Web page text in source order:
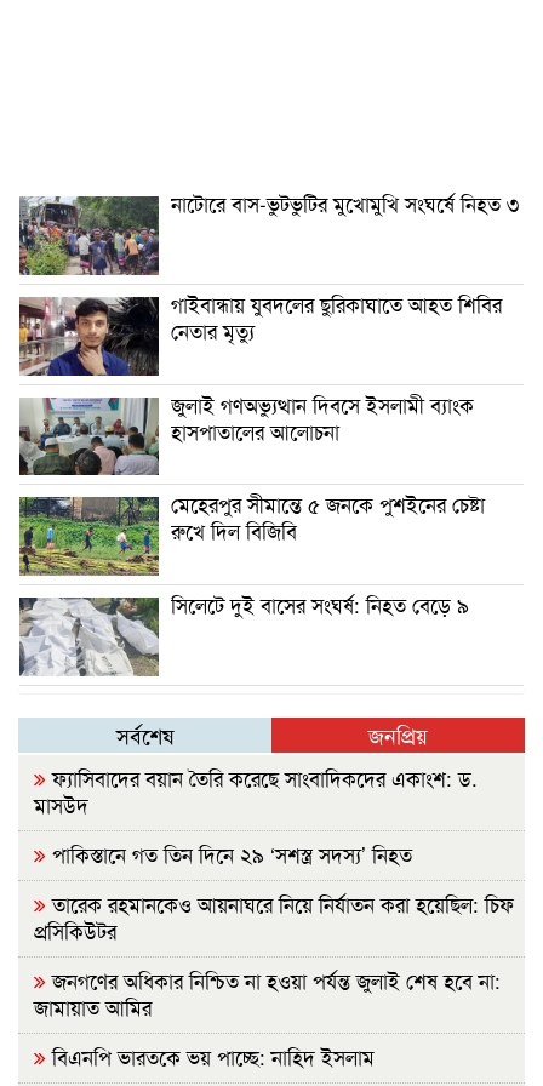
নাটোরে বাস-ভুটভুটির মুখোমুখি সংঘর্ষে নিহত ৩
গাইবান্ধায় যুবদলের ছুরিকাঘাতে আহত শিবির
নেতার মৃত্যু
জুলাই গণঅভ্যুত্থান দিবসে ইসলামী ব্যাংক
হাসপাতালের আলোচনা
মেহেরপুর সীমান্তে ৫ জনকে পুশইনের চেষ্টা
রুখে দিল বিজিবি
সিলেটে দুই বাসের সংঘর্ষ: নিহত বেড়ে ৯
সর্বশেষ জনপ্রিয়
ফ্যাসিবাদের বয়ান তৈরি করেছে সাংবাদিকদের একাংশ: ড.
মাসউদ
পাকিস্তানে গত তিন দিনে ২৯ ‘সশস্ত্র সদস্য’ নিহত
তারেক রহমানকেও আয়নাঘরে নিয়ে নির্যাতন করা হয়েছিল: চিফ
প্রসিকিউটর
জনগণের অধিকার নিশ্চিত না হওয়া পর্যন্ত জুলাই শেষ হবে না:
জামায়াত আমির
বিএনপি ভারতকে ভয় পাচ্ছে: নাহিদ ইসলাম